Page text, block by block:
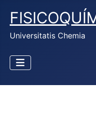
Universitatis Chemia